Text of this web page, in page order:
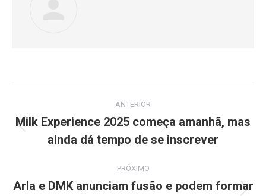
ANTERIOR
Milk Experience 2025 começa amanhã, mas
ainda dá tempo de se inscrever
PRÓXIMO
Arla e DMK anunciam fusão e podem formar